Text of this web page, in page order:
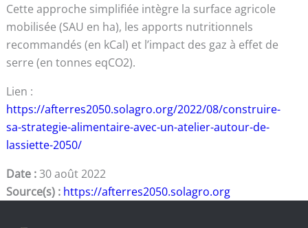
Cette approche simplifiée intègre la surface agricole
mobilisée (SAU en ha), les apports nutritionnels
recommandés (en kCal) et l’impact des gaz à effet de
serre (en tonnes eqCO2).
Lien :
https://afterres2050.solagro.org/2022/08/construire-
sa-strategie-alimentaire-avec-un-atelier-autour-de-
lassiette-2050/
Date :30 août 2022
Source(s) : https://afterres2050.solagro.org